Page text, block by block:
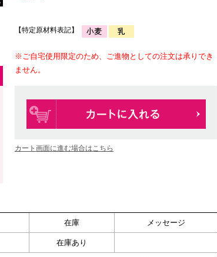
【特定原材料表記】
※ご自宅使用限定のため、ご進物としての注文は承りでき
ません。
カート画面に進む場合はこちら
在庫 メッセージ
在庫あり